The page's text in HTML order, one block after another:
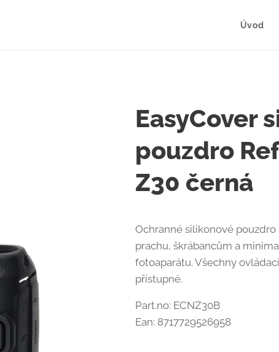
Úvod
EasyCover
pouzdro
Z30 černá
Ochranné silikonové pouzdro
prachu, škrábancům a
fotoaparátu. Všechny
přístupné.
Part.no: ECNZ30B
Ean: 8717729526958